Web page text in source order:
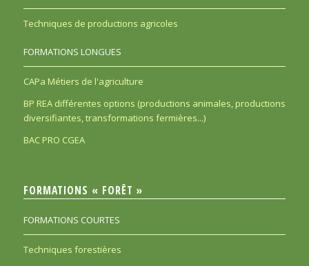
Techniques de productions agricoles
FORMATIONS LONGUES
CAPa Métiers de l'agriculture
BP REA différentes options (productions animales, productions
diversifiantes, transformations fermières...)
BAC PRO CGEA
FORMATIONS « FORÊT »
FORMATIONS COURTES
Techniques forestières